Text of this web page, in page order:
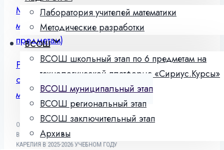
Лаборатория учителей математики
Методические разработки
ВСОШ
ВСОШ школьный этап по 6 предметам на
технологической платформе «Сириус.Курсы»
ВСОШ муниципальный этап
ВСОШ региональный этап
ВСОШ заключительный этап
Архивы
Методические рекомендации к школьному и
муниципальному этапам ВсОШ 2025/26 (по
предметам)
Расписание консультационных вебинаров по
организации и проведению школьного и
муниципального этапов ВсОШ 2025/26
ОРГАНИЗАЦИОННО-МЕТОДИЧЕСКОЕ СОПРОВОЖДЕНИЕ
ВСЕРОССИЙСКОЙ ОЛИМПИАДЫ ШКОЛЬНИКОВ В РЕСПУБЛИКЕ
КАРЕЛИЯ В 2025-2026 УЧЕБНОМ ГОДУ